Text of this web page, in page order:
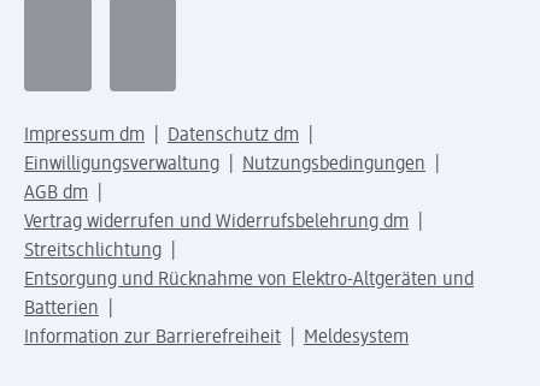
Impressum dm
Datenschutz dm
Einwilligungsverwaltung
Nutzungsbedingungen
AGB dm
Vertrag widerrufen und Widerrufsbelehrung dm
Streitschlichtung
Entsorgung und Rücknahme von Elektro-Altgeräten und
Batterien
Information zur Barrierefreiheit
Meldesystem